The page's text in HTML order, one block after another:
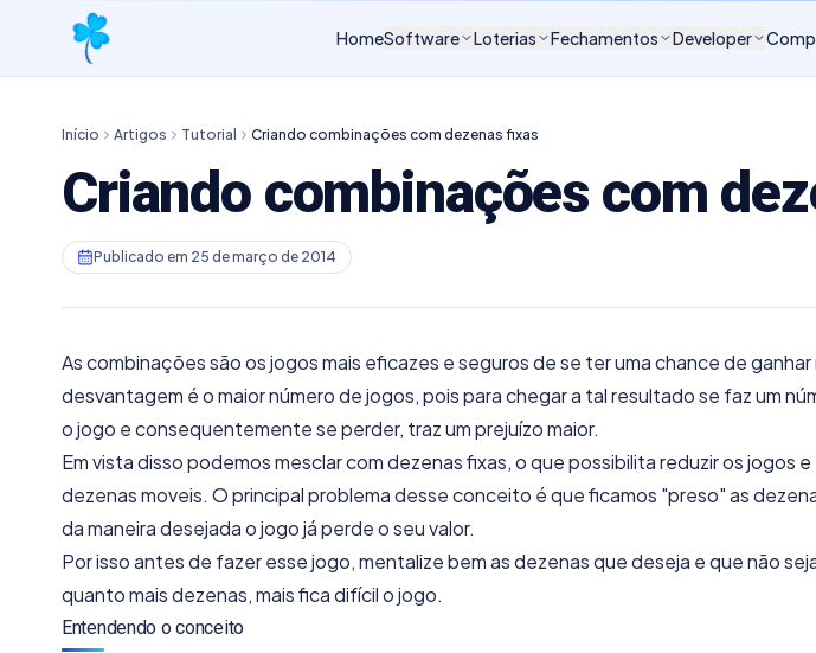
HomeSoftware Loterias Fechamentos Developer
Início Artigos Tutorial Criando combinações com dezenas fixas
Criando combinações com
Publicado em 25 de março de 2014
As combinações são os jogos mais eficazes e seguros de se ter uma chance de
desvantagem é o maior número de jogos, pois para chegar a tal resultado se faz um
o jogo e consequentemente se perder, traz um prejuízo maior.
Em vista disso podemos mesclar com dezenas fixas, o que possibilita reduzir os jogos
dezenas moveis. O principal problema desse conceito é que ficamos "preso" as
da maneira desejada o jogo já perde o seu valor.
Por isso antes de fazer esse jogo, mentalize bem as dezenas que deseja e que não
quanto mais dezenas, mais fica difícil o jogo.
Entendendo o conceito